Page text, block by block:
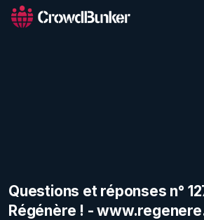
Questions et réponses n°
Régénère ! -